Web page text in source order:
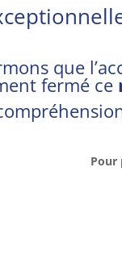
que
fermé ce
Pour